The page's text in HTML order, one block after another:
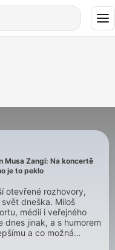
Musa Zangi: Na koncertě
je to peklo
otevřené rozhovory,
dneška. Miloš
médií i veřejného
jinak, a s humorem
a co možná
osobní příběhy,